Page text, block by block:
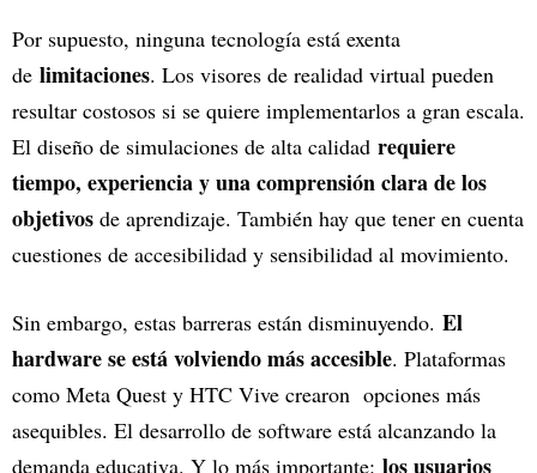
Por supuesto, ninguna tecnología está exenta
de limitaciones. Los visores de realidad virtual pueden
resultar costosos si se quiere implementarlos a gran escala.
El diseño de simulaciones de alta calidad requiere
tiempo, experiencia y una comprensión clara de los
objetivos de aprendizaje. También hay que tener en cuenta
cuestiones de accesibilidad y sensibilidad al movimiento.
Sin embargo, estas barreras están disminuyendo. El
hardware se está volviendo más accesible. Plataformas
como Meta Quest y HTC Vive crearon opciones más
asequibles. El desarrollo de software está alcanzando la
demanda educativa. Y lo más importante: los usuarios